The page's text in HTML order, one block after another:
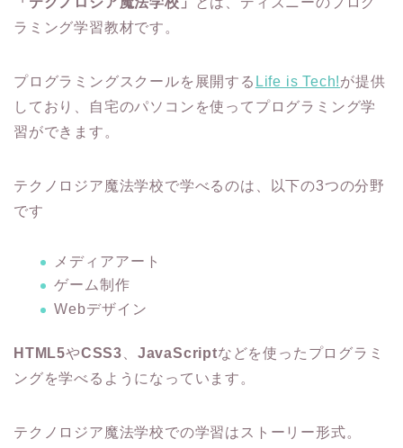
ラミング学習教材です。
プログラミングスクールを展開する Life is Tech!が提供
しており、自宅のパソコンを使ってプログラミング学
習ができます。
テクノロジア魔法学校で学べるのは、以下の3つの分野
です
メディアアート
ゲーム制作
Webデザイン
HTML5やCSS3 JavaScriptなどを使ったプログラミ
ングを学べるようになっています。
テクノロジア魔法学校での学習はストーリー形式。